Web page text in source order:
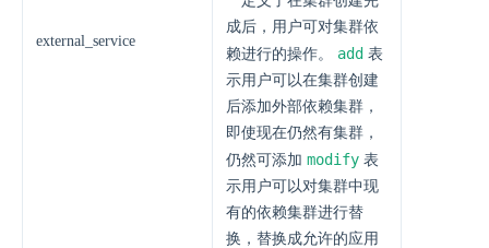
external_service
成后，用户可对集群依
赖进行的操作。 add 表
示用户可以在集群创建
后添加外部依赖集群，
即使现在仍然有集群，
仍然可添加 modify 表
示用户可以对集群中现
有的依赖集群进行替
换，替换成允许的应用